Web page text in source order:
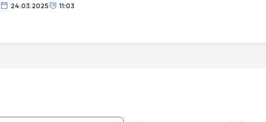
24.03.2025 11:03